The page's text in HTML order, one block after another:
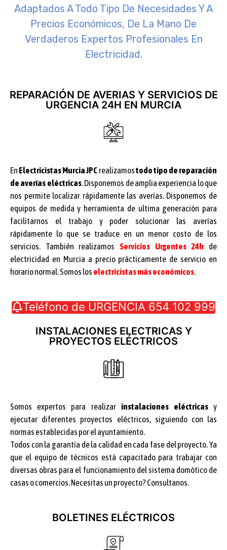
Adaptados A Todo Tipo De Necesidades Y A
Precios Económicos, De La Mano De
Verdaderos Expertos Profesionales En
Electricidad.
REPARACIÓN DE AVERIAS Y SERVICIOS DE
URGENCIA 24H EN MURCIA
En Electricistas Murcia JPCrealizamostodo tipo de reparación
de averías eléctricas. Disponemos de amplia experiencia lo que
nos permite localizar rápidamente las averías. Disponemos de
equipos de medida y herramienta de ultima generación para
facilitarnos el trabajo y poder solucionar las averías
rápidamente lo que se traduce en un menor costo de los
servicios. También realizamos Servicios Urgentes 24h de
electricidad en Murcia a precio prácticamente de servicio en
horario normal. Somos los electricistas más económicos.
Teléfono de URGENCIA 654 102 999
INSTALACIONES ELECTRICAS Y
PROYECTOS ELÉCTRICOS
Somos expertos para realizar instalaciones eléctricasy
ejecutar diferentes proyectos eléctricos, siguiendo con las
normas establecidas por el ayuntamiento.
Todos con la garantía de la calidad en cada fase del proyecto. Ya
que el equipo de técnicos está capacitado para trabajar con
diversas obras para el funcionamiento del sistema domótico de
casas o comercios. Necesitas un proyecto? Consultanos.
BOLETINES ELÉCTRICOS